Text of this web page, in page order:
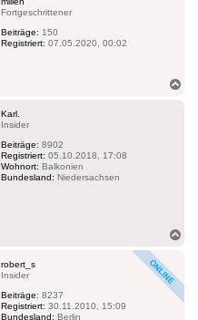
Fortgeschrittener
Beiträge: 150
Registriert: 07.05.2020, 00:02
Karl.
Insider
Beiträge: 8902
Registriert: 05.10.2018, 17:08
Wohnort: Balkonien
Bundesland: Niedersachsen
robert_s
Insider
Beiträge: 8237
Registriert: 30.11.2010, 15:09
Bundesland: Berlin